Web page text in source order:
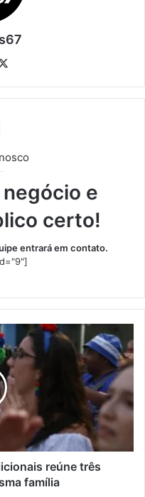
e
certo!
entrará em contato.
reúne três
família